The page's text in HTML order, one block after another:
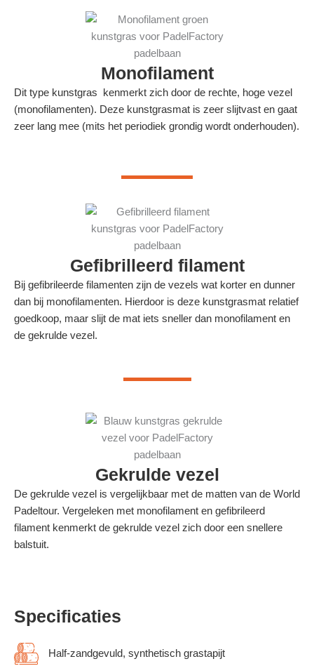
Monofilament
Dit type kunstgras kenmerkt zich door de rechte, hoge vezel
(monofilamenten). Deze kunstgrasmat is zeer slijtvast en gaat
zeer lang mee (mits het periodiek grondig wordt onderhouden).
Gefibrilleerd filament
Bij gefibrileerde filamenten zijn de vezels wat korter en dunner
dan bij monofilamenten. Hierdoor is deze kunstgrasmat relatief
goedkoop, maar slijt de mat iets sneller dan monofilament en
de gekrulde vezel.
Gekrulde vezel
De gekrulde vezel is vergelijkbaar met de matten van de World
Padeltour. Vergeleken met monofilament en gefibrileerd
filament kenmerkt de gekrulde vezel zich door een snellere
balstuit.
Specificaties
Half-zandgevuld, synthetisch grastapijt